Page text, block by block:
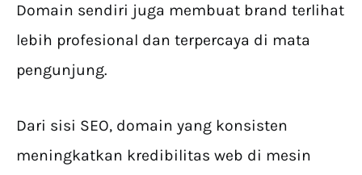
Domain sendiri juga membuat brand terlihat
lebih profesional dan terpercaya di mata
pengunjung.
Dari sisi SEO, domain yang konsisten
meningkatkan kredibilitas web di mesin